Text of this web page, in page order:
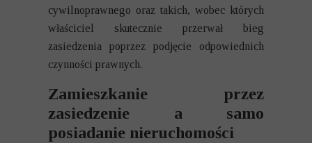
cywilnoprawnego oraz takich, wobec których
właściciel skutecznie przerwał bieg
zasiedzenia poprzez podjęcie odpowiednich
czynności prawnych.
Zamieszkanie przez
zasiedzenie a samo
posiadanie nieruchomości